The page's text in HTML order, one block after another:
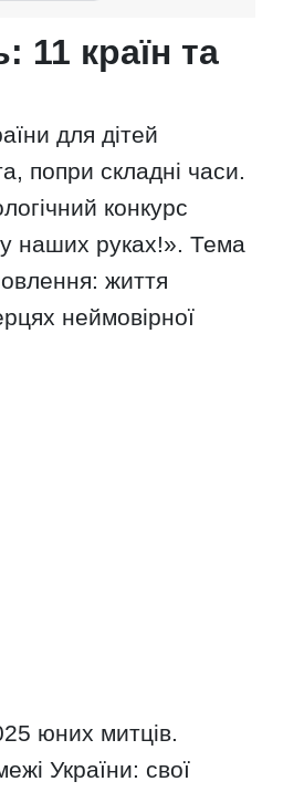
країн та
для дітей
попри складні часи.
конкурс
наших руках!». Тема
життя
неймовірної
юних митців.
України: свої